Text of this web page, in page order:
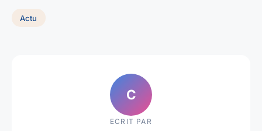
Actu
C
ECRIT PAR